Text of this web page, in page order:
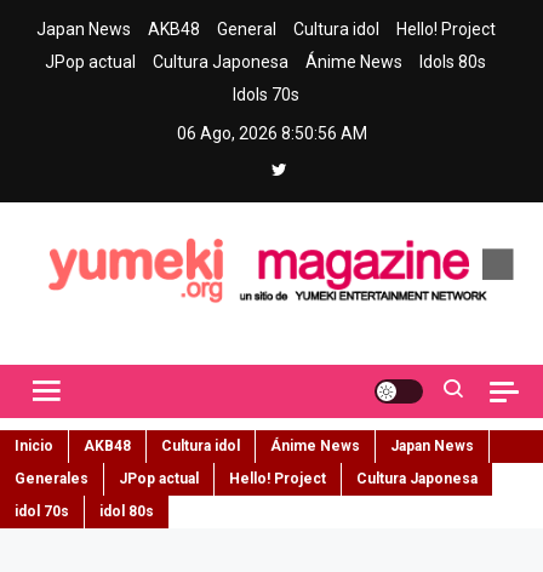
Japan News AKB48 General Cultura idol
Hello! Project
JPop actual
Cultura Japonesa Ánime News
Idols 80s
Idols 70s
06 Ago, 2026 8:50:58 AM
Inicio AKB48 Cultura idol Ánime News
Japan News
Generales
JPop actual Hello! Project
Cultura Japonesa
idol 70s
idol 80s